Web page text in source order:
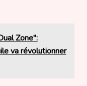
Zone":
va révolutionner